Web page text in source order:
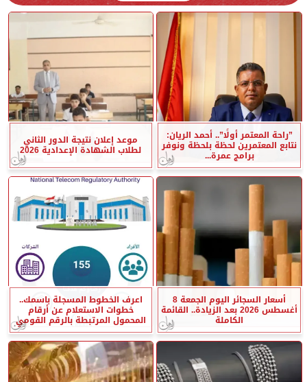
”راحة المعتمر أولًا”.. أحمد الريان:
نتابع المعتمرين لحظة بلحظة ونوفر
برامج عمرة...
موعد إعلان نتيجة الدور الثاني
لطلاب الشهادة الإعدادية 2026
أسعار السجائر اليوم الجمعة 8
أغسطس 2026 بعد الزيادة.. القائمة
الكاملة
اعرف الخطوط المسجلة باسمك..
خطوات الاستعلام عن أرقام
المحمول المرتبطة بالرقم القومي